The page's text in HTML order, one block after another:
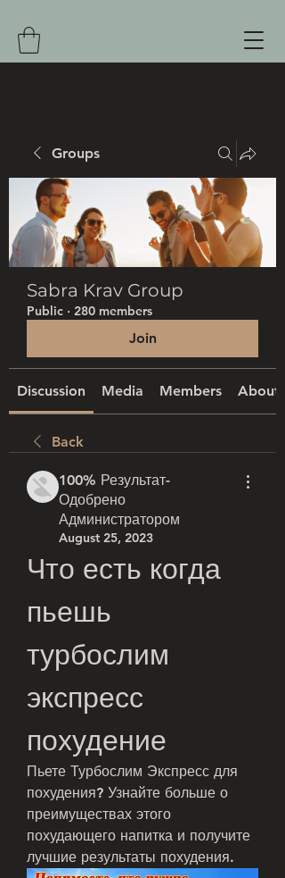
Groups
Sabra Krav Group
Public · 280 members
Join
Discussion Media Members About
Back
100% Результат-
Одобрено
Администратором
August 25, 2023
Что есть когда
пьешь
турбослим
экспресс
похудение
Пьете Турбослим Экспресс для
похудения? Узнайте больше о
преимуществах этого
похудающего напитка и получите
лучшие результаты похудения.